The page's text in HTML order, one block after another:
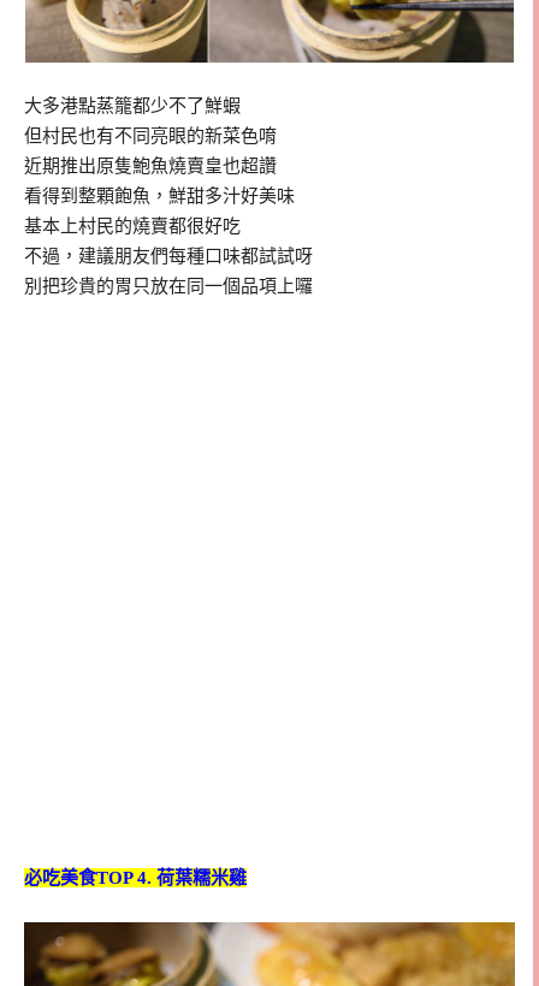
大多港點蒸籠都少不了鮮蝦
但村民也有不同亮眼的新菜色唷
近期推出原隻鮑魚燒賣皇也超讚
看得到整顆飽魚，鮮甜多汁好美味
基本上村民的燒賣都很好吃
不過，建議朋友們每種口味都試試呀
別把珍貴的胃只放在同一個品項上囉
必吃美食TOP 4. 荷葉糯米雞